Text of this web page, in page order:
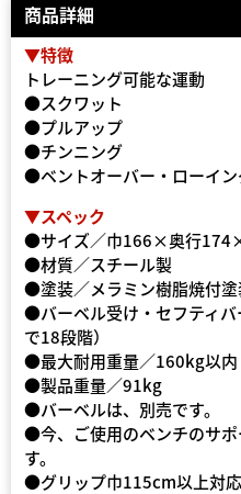
商品詳細
▼特徴
トレーニング可能な運動
●スクワット
●プルアップ
●チンニング
●ベントオーバー・ローイン
▼スペック
●サイズ／巾166×奥行
●材質／スチール製
●塗装／メラミン樹脂焼付
●バーベル受け・セフティ
で18段階）
●最大耐用重量／160kg以内
●製品重量／91kg
●バーベルは、別売です。
●今、ご使用のベンチのサ
す。
●グリップ巾115cm以上対応